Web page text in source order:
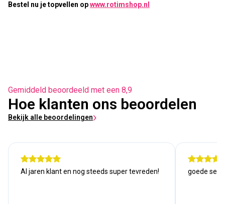
Bestel nu je topvellen opwww.rotimshop.nl
Gemiddeld beoordeeld met een 8,9
Hoe klanten ons beoordelen
Bekijk alle beoordelingen
Al jaren klant en nog steeds super tevreden! goede